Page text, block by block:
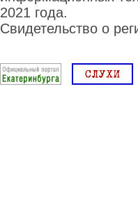
2021 года.
Свидетельство о